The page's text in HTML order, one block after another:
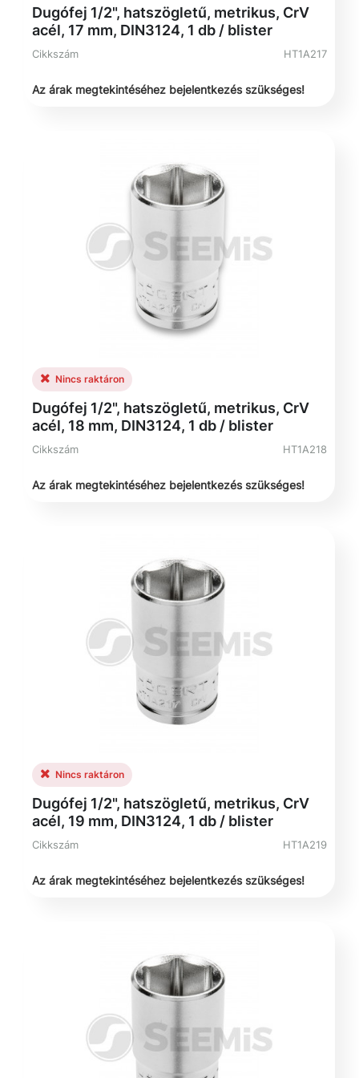
Dugófej 1/2", hatszögletű, metrikus, CrV
acél, 17 mm, DIN3124, 1 db / blister
Cikkszám HT1A217
Az árak megtekintéséhez bejelentkezés szükséges!
Nincs raktáron
Dugófej 1/2", hatszögletű, metrikus, CrV
acél, 18 mm, DIN3124, 1 db / blister
Cikkszám HT1A218
Az árak megtekintéséhez bejelentkezés szükséges!
Nincs raktáron
Dugófej 1/2", hatszögletű, metrikus, CrV
acél, 19 mm, DIN3124, 1 db / blister
Cikkszám HT1A219
Az árak megtekintéséhez bejelentkezés szükséges!